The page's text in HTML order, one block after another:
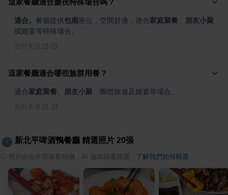
這家餐廳適合慶祝特殊場合嗎？
適合。 餐廳提供包廂座位，空間舒適，適合家庭聚餐
朋友小聚
或婚宴等特殊場合。
這家餐廳適合哪些族群用餐？
適合家庭聚餐 朋友小聚 、團體旅遊及婚宴等場合。
新北平啤酒鴨餐廳 精選照片 20張
照片由合作部落客拍攝，AI 協助篩選精選 了解我們如何精選